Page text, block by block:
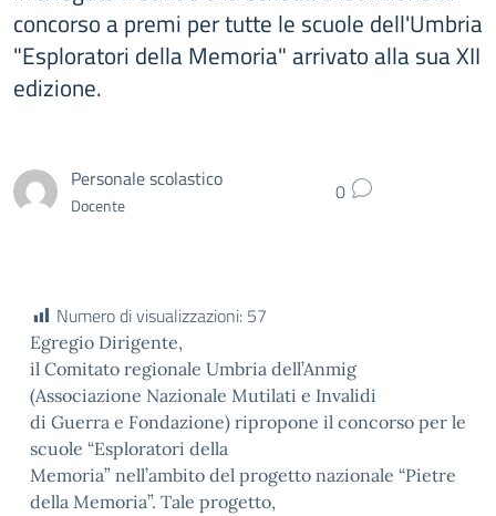
concorso a premi per tutte le scuole dell'Umbria
"Esploratori della Memoria" arrivato alla sua XII
edizione.
Personale scolastico
Docente 0
Numero di visualizzazioni: 57
Egregio Dirigente,
il Comitato regionale Umbria dell’Anmig
(Associazione Nazionale Mutilati e Invalidi
di Guerra e Fondazione) ripropone il concorso per le
scuole “Esploratori della
Memoria” nell’ambito del progetto nazionale “Pietre
della Memoria”. Tale progetto,